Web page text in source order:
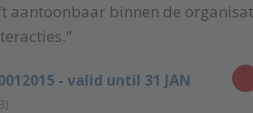
aantoonbaar binnen de
- valid until 31 JAN